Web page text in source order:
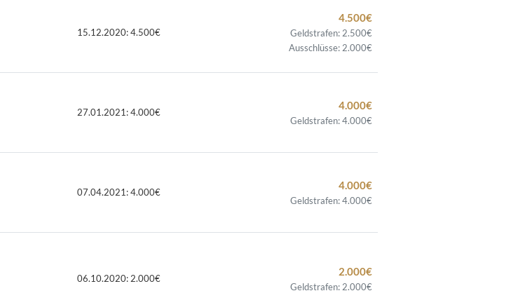
15.12.2020: 4.500€
4.500€
Geldstrafen: 2.500€
Ausschlüsse: 2.000€
27.01.2021: 4.000€
4.000€
Geldstrafen: 4.000€
07.04.2021: 4.000€
4.000€
Geldstrafen: 4.000€
06.10.2020: 2.000€
2.000€
Geldstrafen: 2.000€